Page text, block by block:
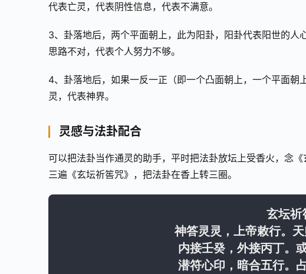
代表亡灵，代表阴性信息，代表不满意。
3、卦落地后，两个平面朝上，此为阳卦，阳卦代表阳世的
思路不对，代表个人努力不够。
4、卦落地后，如果一反一正（即一个凸面朝上，一个平面
灵，代表神界。
灵感与法卦配合
可以把法卦当作通灵的助手，平时把法卦放坛上受香火，念
三遍《玄坛祈筶咒》，把法卦在香上转三圈。
玄坛祈
神答灵灵，上帝敕行。
内接壬癸，外接丙丁。
潜符心印，暗合五行。